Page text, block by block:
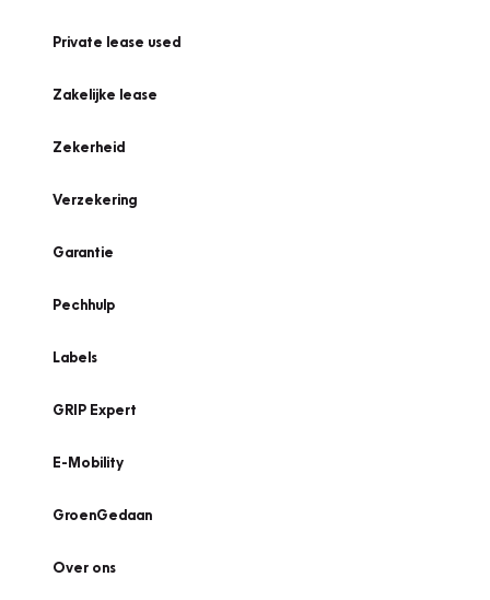
Private lease used
Zakelijke lease
Zekerheid
Verzekering
Garantie
Pechhulp
Labels
GRIP Expert
E-Mobility
GroenGedaan
Over ons